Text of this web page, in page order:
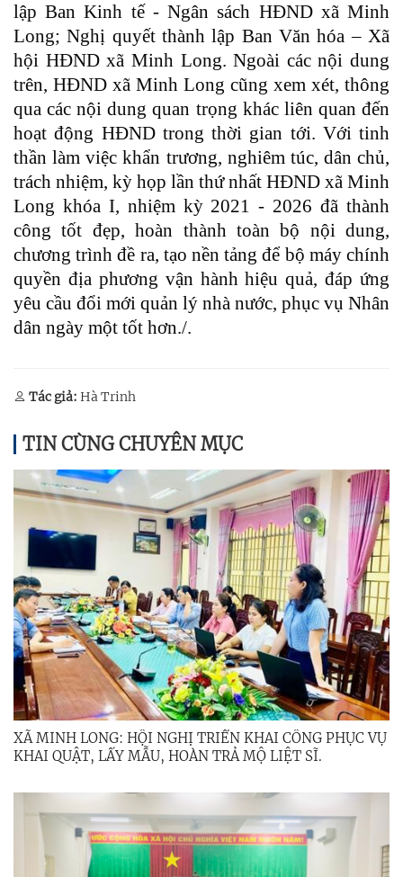
lập Ban Kinh tế - Ngân sách HĐND xã Minh
Long; Nghị quyết thành lập Ban Văn hóa – Xã
hội HĐND xã Minh Long. Ngoài các nội dung
trên, HĐND xã Minh Long cũng xem xét, thông
qua các nội dung quan trọng khác liên quan đến
hoạt động HĐND trong thời gian tới. Với tinh
thần làm việc khẩn trương, nghiêm túc, dân chủ,
trách nhiệm, kỳ họp lần thứ nhất HĐND xã Minh
Long khóa I, nhiệm kỳ 2021 - 2026 đã thành
công tốt đẹp, hoàn thành toàn bộ nội dung,
chương trình đề ra, tạo nền tảng để bộ máy chính
quyền địa phương vận hành hiệu quả, đáp ứng
yêu cầu đổi mới quản lý nhà nước, phục vụ Nhân
dân ngày một tốt hơn./.
Tác giả: Hà Trinh
TIN CÙNG CHUYÊN MỤC
XÃ MINH LONG: HỘI NGHỊ TRIỂN KHAI CÔNG PHỤC VỤ
KHAI QUẬT, LẤY MẪU, HOÀN TRẢ MỘ LIỆT SĨ.